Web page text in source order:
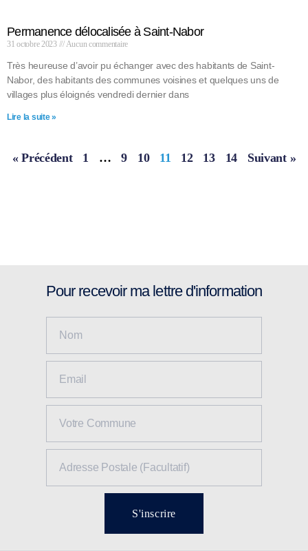
Permanence délocalisée à Saint-Nabor
31 octobre 2023 Aucun commentaire
Très heureuse d’avoir pu échanger avec des habitants de Saint-
Nabor, des habitants des communes voisines et quelques uns de
villages plus éloignés vendredi dernier dans
Lire la suite »
« Précédent 1 … 9 10 11 12 13 14 Suivant »
Pour recevoir ma lettre d'information
S'inscrire